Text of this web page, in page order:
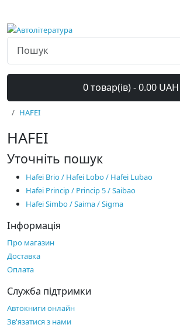
0 товар(ів) - 0.00 UAH
HAFEI
HAFEI
Уточніть пошук
Hafei Brio / Hafei Lobo / Hafei Lubao
Hafei Princip / Princip 5 / Saibao
Hafei Simbo / Saima / Sigma
Інформація
Про магазин
Доставка
Оплата
Служба підтримки
Автокниги онлайн
Зв'язатися з нами